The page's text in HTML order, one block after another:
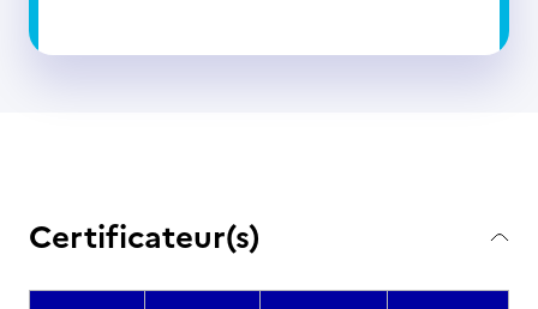
Certificateur(s)